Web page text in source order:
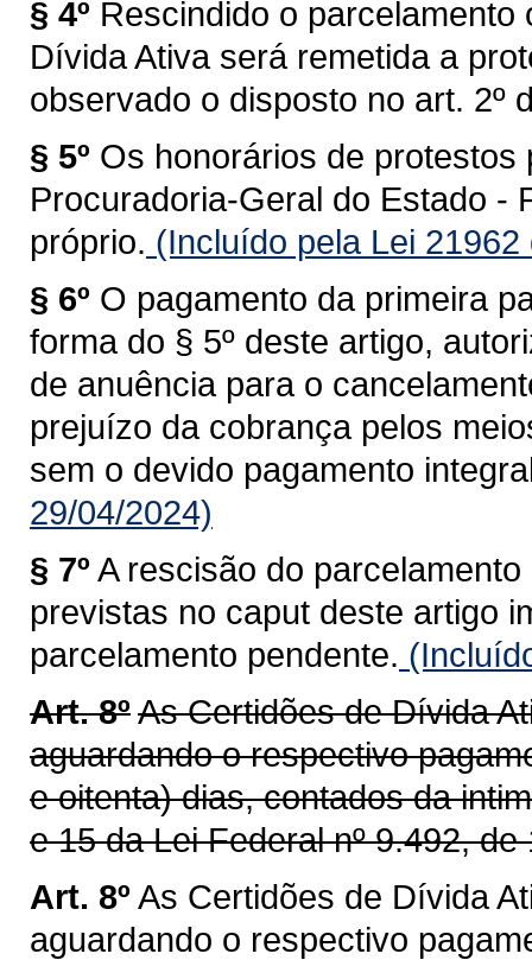
§ 4º Rescindido o
Dívida Ativa será remetida a
observado o disposto no art. 2º
§ 5º Os honorários de
Procuradoria-Geral do Estado -
próprio. (Incluído pela Lei
§ 6º O pagamento da primeira
forma do § 5º deste artigo,
de anuência para o
prejuízo da cobrança pelos
sem o devido pagamento
29/04/2024)
§ 7º A rescisão do
previstas no caput deste artigo
parcelamento pendente.
Art. 8ºAs Certidões de Dívida
aguardando o respectivo
e oitenta) dias, contados da
e 15 da Lei Federal nº 9.492, de
Art. 8º As Certidões de Dívida
aguardando o respectivo